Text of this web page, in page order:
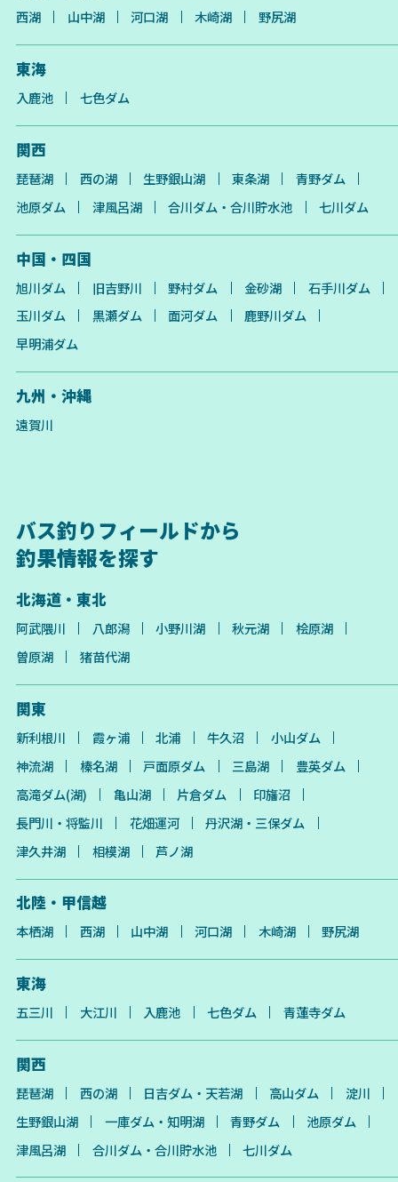
西湖 山中湖 河口湖 木崎湖 野尻湖
東海
入鹿池 七色ダム
関西
琵琶湖 西の湖 生野銀山湖 東条湖
青野ダム
池原ダム
津風呂湖 合川ダム・合川貯水池 七川ダム
中国・四国
旭川ダム 旧吉野川 野村ダム 金砂湖
石手川ダム
玉川ダム
黒瀬ダム 面河ダム
鹿野川ダム
早明浦ダム
九州・沖縄
遠賀川
バス釣りフィールドから
釣果情報を探す
北海道・東北
阿武隈川 八郎潟 小野川湖 秋元湖
桧原湖
曽原湖
猪苗代湖
関東
新利根川 霞ヶ浦 北浦 牛久沼
小山ダム
神流湖
榛名湖 戸面原ダム 三島湖
豊英ダム
高滝ダム(湖)
亀山湖 片倉ダム
印旛沼
長門川・将監川
花畑運河
丹沢湖・三保ダム
津久井湖
相模湖 芦ノ湖
北陸・甲信越
本栖湖 西湖 山中湖 河口湖 木崎湖 野尻湖
東海
五三川 大江川 入鹿池 七色ダム 青蓮寺ダム
関西
琵琶湖 西の湖 日吉ダム・天若湖 高山ダム
淀川
生野銀山湖
一庫ダム・知明湖 青野ダム
池原ダム
津風呂湖
合川ダム・合川貯水池 七川ダム